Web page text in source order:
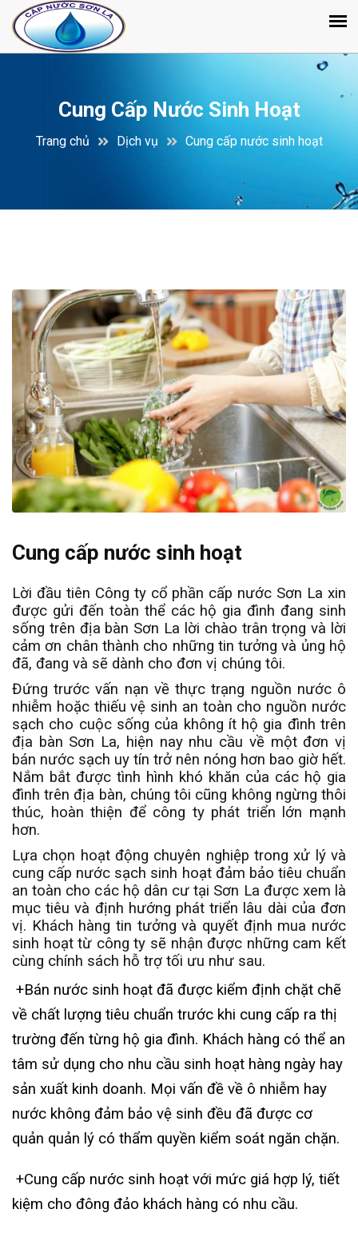
Cung Cấp Nước Sinh Hoạt
Trang chủ Dịch vụ Cung cấp nước sinh hoạt
Cung cấp nước sinh hoạt
Lời đầu tiên Công ty cổ phần cấp nước Sơn La xin
được gửi đến toàn thể các hộ gia đình đang sinh
sống trên địa bàn Sơn La lời chào trân trọng và lời
cảm ơn chân thành cho những tin tưởng và ủng hộ
đã, đang và sẽ dành cho đơn vị chúng tôi.
Đứng trước vấn nạn về thực trạng nguồn nước ô
nhiễm hoặc thiếu vệ sinh an toàn cho nguồn nước
sạch cho cuộc sống của không ít hộ gia đình trên
địa bàn Sơn La, hiện nay nhu cầu về một đơn vị
bán nước sạch uy tín trở nên nóng hơn bao giờ hết.
Nắm bắt được tình hình khó khăn của các hộ gia
đình trên địa bàn, chúng tôi cũng không ngừng thôi
thúc, hoàn thiện để công ty phát triển lớn mạnh
hơn.
Lựa chọn hoạt động chuyên nghiệp trong xử lý và
cung cấp nước sạch sinh hoạt đảm bảo tiêu chuẩn
an toàn cho các hộ dân cư tại Sơn La được xem là
mục tiêu và định hướng phát triển lâu dài của đơn
vị. Khách hàng tin tưởng và quyết định mua nước
sinh hoạt từ công ty sẽ nhận được những cam kết
cùng chính sách hỗ trợ tối ưu như sau.
+Bán nước sinh hoạt đã được kiểm định chặt chẽ
về chất lượng tiêu chuẩn trước khi cung cấp ra thị
trường đến từng hộ gia đình. Khách hàng có thể an
tâm sử dụng cho nhu cầu sinh hoạt hàng ngày hay
sản xuất kinh doanh. Mọi vấn đề về ô nhiễm hay
nước không đảm bảo vệ sinh đều đã được cơ
quản quản lý có thẩm quyền kiểm soát ngăn chặn.
+Cung cấp nước sinh hoạt với mức giá hợp lý, tiết
kiệm cho đông đảo khách hàng có nhu cầu.